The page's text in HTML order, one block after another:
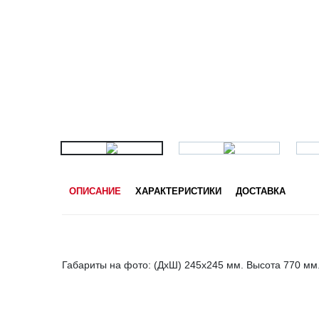
ОПИСАНИЕ ХАРАКТЕРИСТИКИ ДОСТАВКА
Габариты на фото: (ДхШ) 245х245 мм. Высота 770